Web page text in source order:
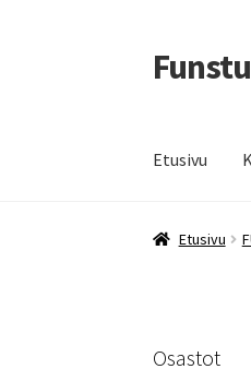
Siirry
navigointiin
Siirry
sisältöön
Etusivu
Etusivu
Osastot